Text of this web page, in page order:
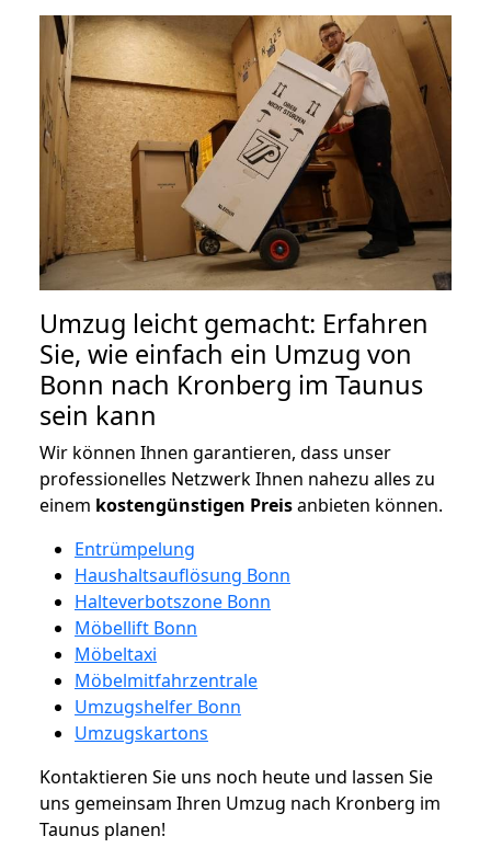
Umzug leicht gemacht: Erfahren
Sie, wie einfach ein Umzug von
Bonn nach Kronberg im Taunus
sein kann
Wir können Ihnen garantieren, dass unser
professionelles Netzwerk Ihnen nahezu alles zu
einem kostengünstigen Preisanbieten können.
Entrümpelung
Haushaltsauflösung Bonn
Halteverbotszone Bonn
Möbellift Bonn
Möbeltaxi
Möbelmitfahrzentrale
Umzugshelfer Bonn
Umzugskartons
Kontaktieren Sie uns noch heute und lassen Sie
uns gemeinsam Ihren Umzug nach Kronberg im
Taunus planen!